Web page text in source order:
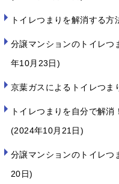
トイレつまりを解消する方
分譲マンションのトイレつ
年10月23日
京葉ガスによるトイレつま
トイレつまりを自分で解
2024年10月21日
分譲マンションのトイレ
20日